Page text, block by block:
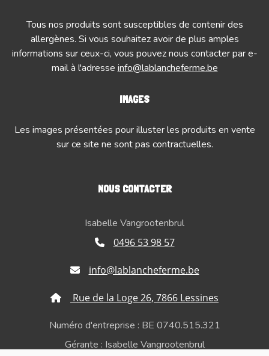
Tous nos produits sont susceptibles de contenir des
allergènes. Si vous souhaitez avoir de plus amples
informations sur ceux-ci, vous pouvez nous contacter par e-
mail à l'adresse info@lablancheferme.be
IMAGES
Les images présentées pour illuster les produits en vente
sur ce site ne sont pas contractuelles.
NOUS CONTACTER
Isabelle Vangrootenbrul
0496 53 98 57
info@lablancheferme.be
Rue de la Loge 26, 7866 Lessines
Numéro d'entreprise : BE 0740.515.321
Gérante : Isabelle Vangrootenbrul